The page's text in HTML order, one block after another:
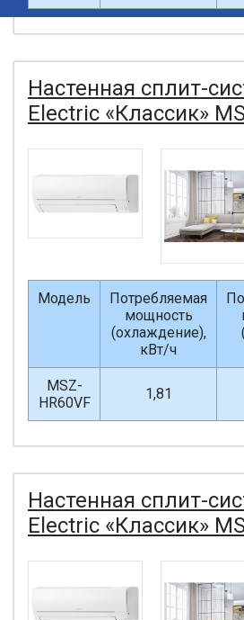
Настенная сплит-
Electric «Классик»
Модель
Потребляемая
мощность
(охлаждение),
кВт/ч
MSZ-
HR60VF
1,81
Настенная сплит-
Electric «Классик»